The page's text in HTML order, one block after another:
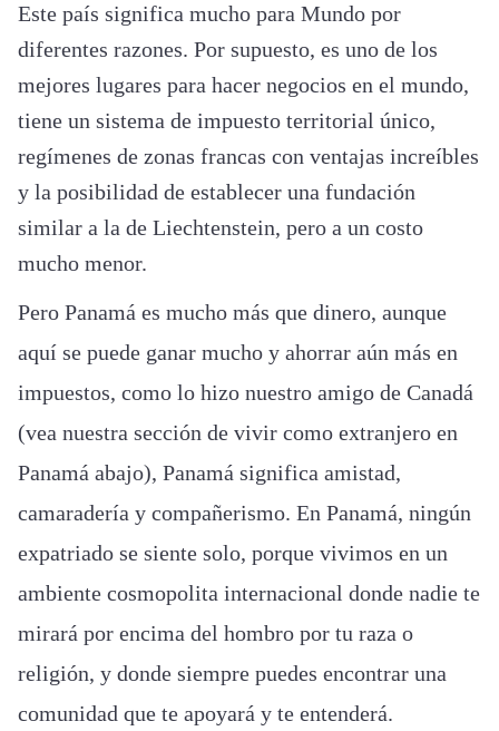
Este país significa mucho para Mundo por
diferentes razones. Por supuesto, es uno de los
mejores lugares para hacer negocios en el mundo,
tiene un sistema de impuesto territorial único,
regímenes de zonas francas con ventajas increíbles
y la posibilidad de establecer una fundación
similar a la de Liechtenstein, pero a un costo
mucho menor.
Pero Panamá es mucho más que dinero, aunque
aquí se puede ganar mucho y ahorrar aún más en
impuestos, como lo hizo nuestro amigo de Canadá
(vea nuestra sección de vivir como extranjero en
Panamá abajo), Panamá significa amistad,
camaradería y compañerismo. En Panamá, ningún
expatriado se siente solo, porque vivimos en un
ambiente cosmopolita internacional donde nadie te
mirará por encima del hombro por tu raza o
religión, y donde siempre puedes encontrar una
comunidad que te apoyará y te entenderá.